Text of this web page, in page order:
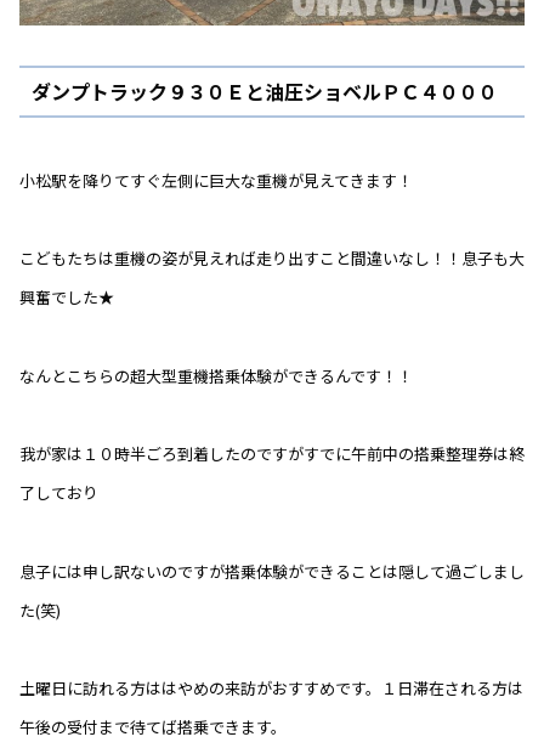
ダンプトラック９３０Ｅと油圧ショベルＰＣ４０００
小松駅を降りてすぐ左側に巨大な重機が見えてきます！
こどもたちは重機の姿が見えれば走り出すこと間違いなし！！息子も大
興奮でした★
なんとこちらの超大型重機搭乗体験ができるんです！！
我が家は１０時半ごろ到着したのですがすでに午前中の搭乗整理券は終
了しており
息子には申し訳ないのですが搭乗体験ができることは隠して過ごしまし
た(笑)
土曜日に訪れる方ははやめの来訪がおすすめです。１日滞在される方は
午後の受付まで待てば搭乗できます。